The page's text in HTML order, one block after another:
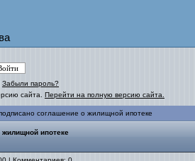
Забыли пароль?
сайта. Перейти на полную версию сайта.
соглашение о жилищной ипотеке
жилищной ипотеке